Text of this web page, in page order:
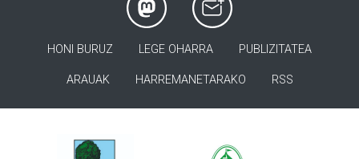
HONI BURUZ LEGE OHARRA PUBLIZITATEA
ARAUAK HARREMANETARAKO RSS